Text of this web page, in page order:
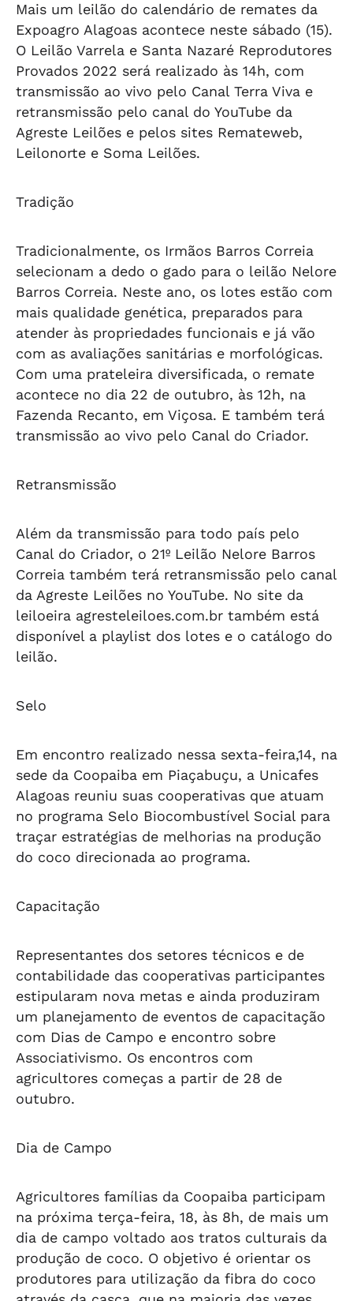
Mais um leilão do calendário de remates da
Expoagro Alagoas acontece neste sábado (15).
O Leilão Varrela e Santa Nazaré Reprodutores
Provados 2022 será realizado às 14h, com
transmissão ao vivo pelo Canal Terra Viva e
retransmissão pelo canal do YouTube da
Agreste Leilões e pelos sites Remateweb,
Leilonorte e Soma Leilões.
Tradição
Tradicionalmente, os Irmãos Barros Correia
selecionam a dedo o gado para o leilão Nelore
Barros Correia. Neste ano, os lotes estão com
mais qualidade genética, preparados para
atender às propriedades funcionais e já vão
com as avaliações sanitárias e morfológicas.
Com uma prateleira diversificada, o remate
acontece no dia 22 de outubro, às 12h, na
Fazenda Recanto, em Viçosa. E também terá
transmissão ao vivo pelo Canal do Criador.
Retransmissão
Além da transmissão para todo país pelo
Canal do Criador, o 21º Leilão Nelore Barros
Correia também terá retransmissão pelo canal
da Agreste Leilões no YouTube. No site da
leiloeira agresteleiloes.com.br também está
disponível a playlist dos lotes e o catálogo do
leilão.
Selo
Em encontro realizado nessa sexta-feira,14, na
sede da Coopaiba em Piaçabuçu, a Unicafes
Alagoas reuniu suas cooperativas que atuam
no programa Selo Biocombustível Social para
traçar estratégias de melhorias na produção
do coco direcionada ao programa.
Capacitação
Representantes dos setores técnicos e de
contabilidade das cooperativas participantes
estipularam nova metas e ainda produziram
um planejamento de eventos de capacitação
com Dias de Campo e encontro sobre
Associativismo. Os encontros com
agricultores começas a partir de 28 de
outubro.
Dia de Campo
Agricultores famílias da Coopaiba participam
na próxima terça-feira, 18, às 8h, de mais um
dia de campo voltado aos tratos culturais da
produção de coco. O objetivo é orientar os
produtores para utilização da fibra do coco